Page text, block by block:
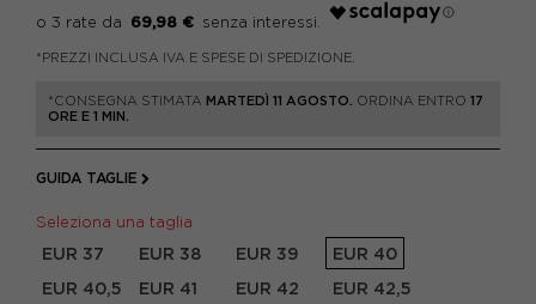
69,98 €
*PREZZI INCLUSA IVA E SPESE DI SPEDIZIONE.
*CONSEGNA STIMATA MARTEDÌ 11 AGOSTO. ORDINA ENTRO 17
ORE E 1 MIN.
GUIDA TAGLIE
Seleziona una taglia
EUR 37 EUR 38 EUR 39
EUR 40
EUR 40,5
EUR 41 EUR 42
EUR 42,5